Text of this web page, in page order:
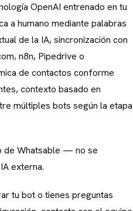
OpenAI entrenado en tu
a humano mediante palabras
de la IA, sincronización con
n8n, Pipedrive o
de contactos conforme
contexto basado en
múltiples bots según la etapa
de Whatsable — no se
externa.
tu bot o tienes preguntas